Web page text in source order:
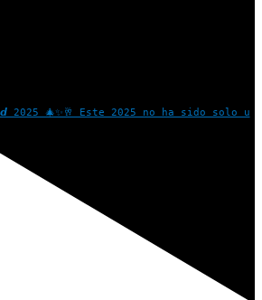
2025 🎄✨🥂 Este 2025 no ha sido solo u